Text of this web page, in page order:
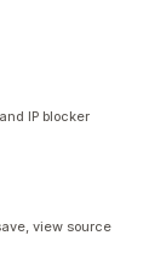
IP blocker
view source